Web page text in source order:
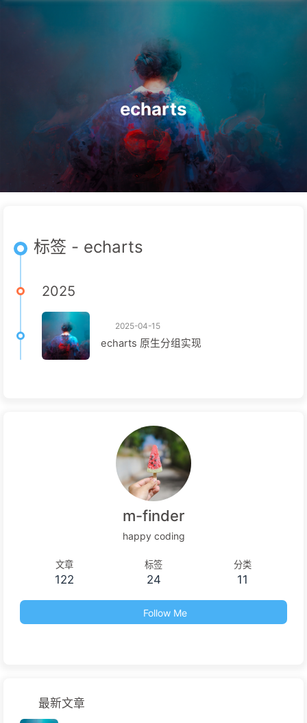
echarts
标签 - echarts
2025
2025-04-15
echarts 原生分组实现
m-finder
happy coding
文章
122
标签
24
分类
11
Follow Me
最新文章